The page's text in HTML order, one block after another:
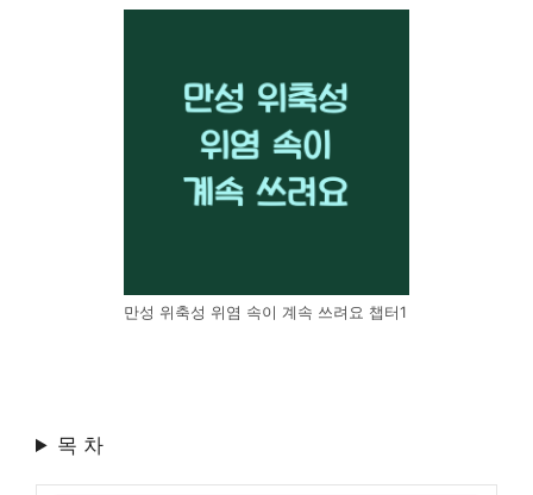
만성 위축성 위염 속이 계속 쓰려요 챕터1
목 차